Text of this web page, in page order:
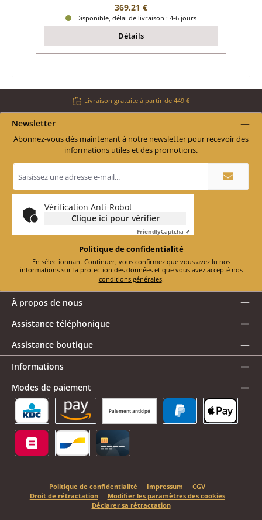
Prix régulier :
369,21 €
Disponible, délai de livraison : 4-6 jours
Détails
Livraison gratuite à partir de 449 €
Newsletter
Abonnez-vous dès maintenant à notre newsletter pour recevoir des
informations utiles et des promotions.
e-
mail
*
Vérification Anti-Robot
Clique ici pour vérifier
FriendlyCaptcha ⇗
Politique de confidentialité
En sélectionnant Continuer, vous confirmez que vous avez lu nos
informations sur la protection des données
et que vous avez accepté nos
conditions générales.
À propos de nous
Assistance téléphonique
Assistance boutique
Informations
Modes de paiement
Paiement anticipé
KBC/CBC Payment Button
Amazon Pay
Politique de confidentialité Impressum
CGV
Droit de rétractation
Modifier les paramètres des cookies
Déclarer sa rétractation